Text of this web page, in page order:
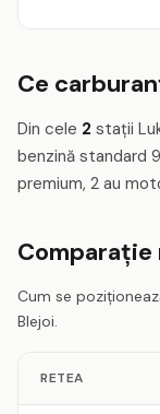
Ce
Din cele 2 stații
benzină standard
premium, 2 au
Cum se
Blejoi.
RETEA